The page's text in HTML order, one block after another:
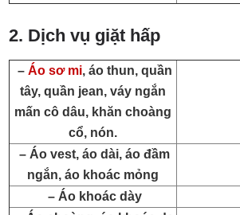
2. Dịch vụ giặt hấp
– Áo sơ mi, áo thun, quần
tây, quần jean, váy ngắn
mấn cô dâu, khăn choàng
cổ, nón.
– Áo vest, áo dài, áo đầm
ngắn, áo khoác mỏng
– Áo khoác dày